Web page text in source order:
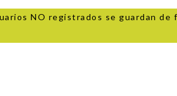
NO registrados se guardan